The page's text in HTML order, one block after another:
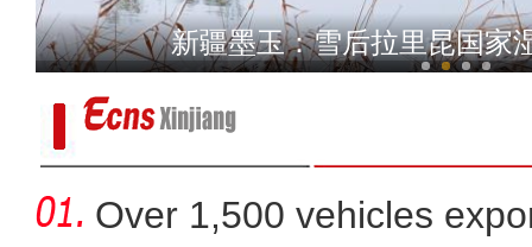
新疆：手工花式汤
新疆墨玉：雪后拉里昆国家
Over 1,500 vehicles